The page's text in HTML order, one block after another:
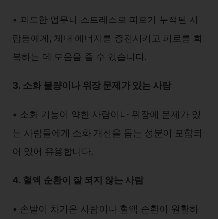
• 과도한 업무나 스트레스로 피로가 누적된 사
람들에게, 체내 에너지를 증진시키고 피로를 회
복하는 데 도움을 줄 수 있습니다.
3. 소화 불량이나 위장 문제가 있는 사람
• 소화 기능이 약한 사람이나 위장에 문제가 있
는 사람들에게 소화 개선을 돕는 성분이 포함되
어 있어 유용합니다.
4. 혈액 순환이 잘 되지 않는 사람
• 손발이 차가운 사람이나 혈액 순환이 원활하